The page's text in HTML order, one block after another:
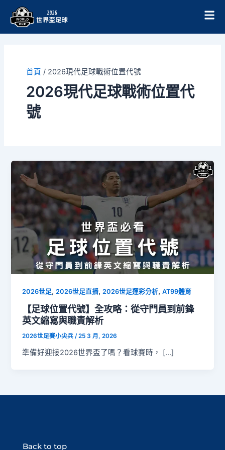
首頁 / 2026現代足球戰術位置代號
2026現代足球戰術位置代
號
2026世足,2026世足直播,2026世足運彩分析,AT99體育
【足球位置代號】全攻略：從守門員到前鋒
英文縮寫與職責解析
2026世足賽小尖兵/25 3 月, 2026
準備好迎接2026世界盃了嗎？看球賽時， […]
Back to top